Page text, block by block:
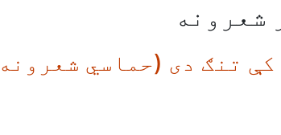
شعرونه
تنګ دى (حماسي